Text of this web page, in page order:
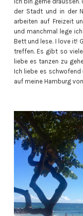
der Stadt und in der
arbeiten auf Freizeit
und manchmal lege
Bett und lese. I love it!
treffen. Es gibt so
liebe es tanzen zu
Ich liebe es
auf meine Hamburg